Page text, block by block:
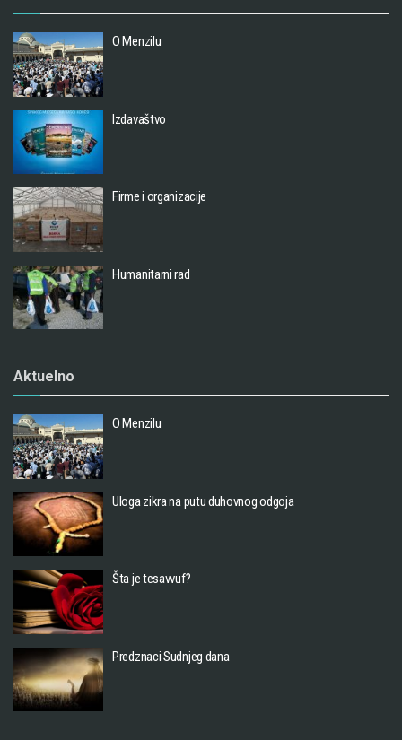
O Menzilu
Izdavaštvo
Firme i organizacije
Humanitarni rad
Aktuelno
O Menzilu
Uloga zikra na putu duhovnog odgoja
Šta je tesavvuf?
Predznaci Sudnjeg dana